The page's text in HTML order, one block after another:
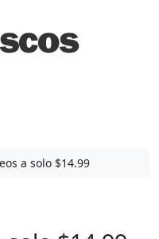
a solo $14.99